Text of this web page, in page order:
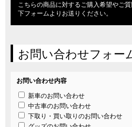
こちらの商品に対するご購入希望やご
下フォームよりお送りください。
お問い合わせフォー
お問い合わせ内容
新車のお問い合わせ
中古車のお問い合わせ
下取り・買い取りのお問い合わせ